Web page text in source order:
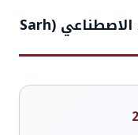
جديد: الدراسة بدعم الذكاء الاصطناعي (Sarh